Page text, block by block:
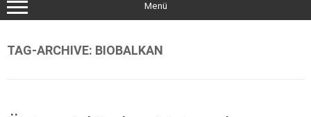
Menü
TAG-ARCHIVE: BIOBALKAN